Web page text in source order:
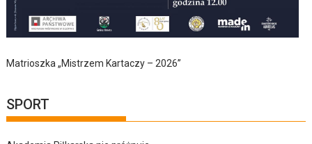
Matrioszka „Mistrzem Kartaczy – 2026”
SPORT